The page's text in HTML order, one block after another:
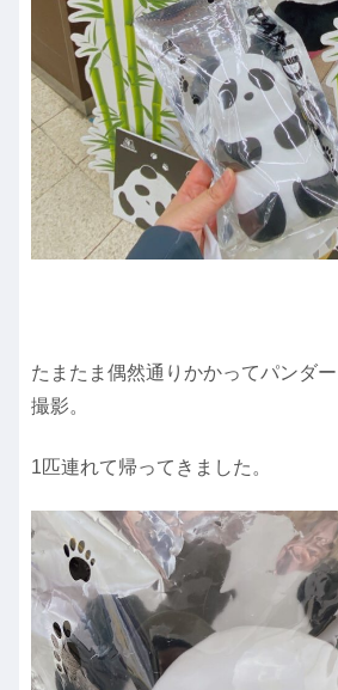
たまたま偶然通りかかってパンダ
撮影。
1匹連れて帰ってきました。